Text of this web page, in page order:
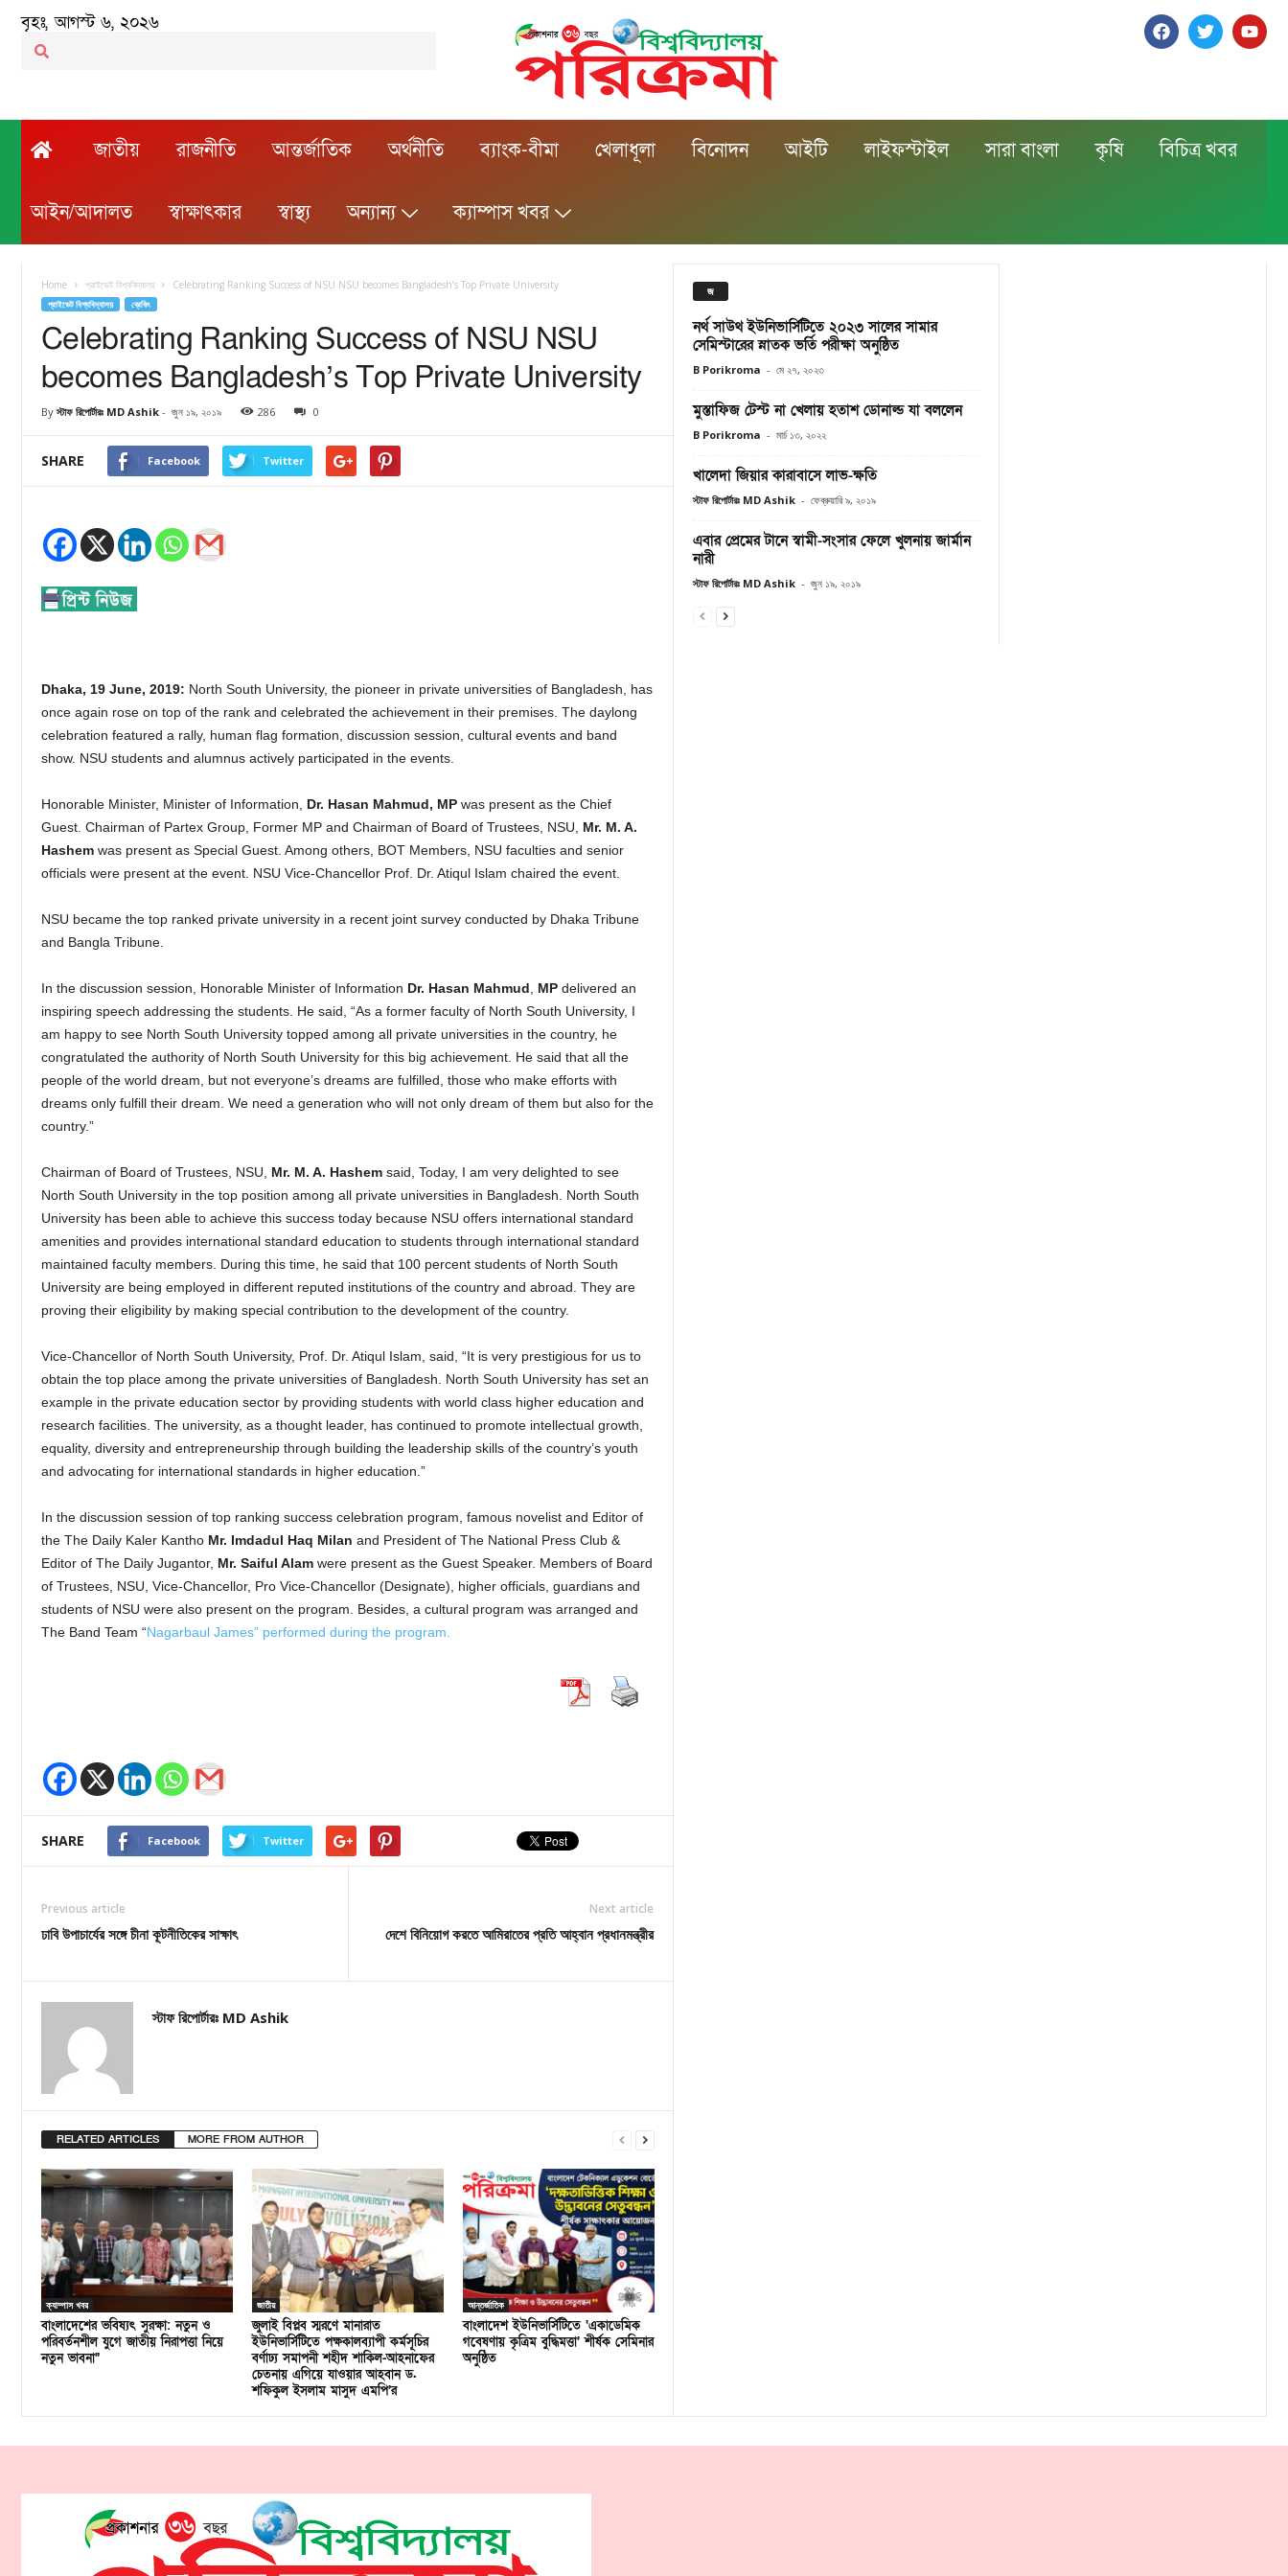
বৃহঃ, আগস্ট ৬, ২০২৬
জাতীয় রাজনীতি আন্তর্জাতিক অর্থনীতি ব্যাংক-বীমা খেলাধূলা বিনোদন আইটি লাইফস্টাইল সারা বাংলা কৃষি বিচিত্র খবর
আইন/আদালত স্বাক্ষাৎকার স্বাস্থ্য অন্যান্য ক্যাম্পাস খবর
Home প্রাইভেট বিশ্ববিদ্যালয় Celebrating Ranking Success of NSU NSU becomes Bangladesh’s Top Private University
প্রাইভেট বিশ্ববিদ্যালয় ব্রেকিং
Celebrating Ranking Success of NSU NSU
becomes Bangladesh’s Top Private University
By স্টাফ রিপোর্টারঃ MD Ashik - জুন ১৯, ২০১৯ 286 0
SHARE Facebook Twitter
Dhaka, 19 June, 2019: North South University, the pioneer in private universities of Bangladesh, has
once again rose on top of the rank and celebrated the achievement in their premises. The daylong
celebration featured a rally, human flag formation, discussion session, cultural events and band
show. NSU students and alumnus actively participated in the events.
Honorable Minister, Minister of Information, Dr. Hasan Mahmud, MP was present as the Chief
Guest. Chairman of Partex Group, Former MP and Chairman of Board of Trustees, NSU, Mr. M. A.
Hashem was present as Special Guest. Among others, BOT Members, NSU faculties and senior
officials were present at the event. NSU Vice-Chancellor Prof. Dr. Atiqul Islam chaired the event.
NSU became the top ranked private university in a recent joint survey conducted by Dhaka Tribune
and Bangla Tribune.
In the discussion session, Honorable Minister of Information Dr. Hasan Mahmud MP delivered an
inspiring speech addressing the students. He said, “As a former faculty of North South University, I
am happy to see North South University topped among all private universities in the country, he
congratulated the authority of North South University for this big achievement. He said that all the
people of the world dream, but not everyone’s dreams are fulfilled, those who make efforts with
dreams only fulfill their dream. We need a generation who will not only dream of them but also for the
country.”
Chairman of Board of Trustees, NSU, Mr. M. A. Hashem said, Today, I am very delighted to see
North South University in the top position among all private universities in Bangladesh. North South
University has been able to achieve this success today because NSU offers international standard
amenities and provides international standard education to students through international standard
maintained faculty members. During this time, he said that 100 percent students of North South
University are being employed in different reputed institutions of the country and abroad. They are
proving their eligibility by making special contribution to the development of the country.
Vice-Chancellor of North South University, Prof. Dr. Atiqul Islam, said, “It is very prestigious for us to
obtain the top place among the private universities of Bangladesh. North South University has set an
example in the private education sector by providing students with world class higher education and
research facilities. The university, as a thought leader, has continued to promote intellectual growth,
equality, diversity and entrepreneurship through building the leadership skills of the country’s youth
and advocating for international standards in higher education.”
In the discussion session of top ranking success celebration program, famous novelist and Editor of
the The Daily Kaler Kantho Mr. Imdadul Haq Milan and President of The National Press Club &
Editor of The Daily Jugantor, Mr. Saiful Alam were present as the Guest Speaker. Members of Board
of Trustees, NSU, Vice-Chancellor, Pro Vice-Chancellor (Designate), higher officials, guardians and
students of NSU were also present on the program. Besides, a cultural program was arranged and
The Band Team “Nagarbaul James” performed during the program.
SHARE Facebook Twitter
Previous article
ঢাবি উপাচার্যের সঙ্গে চীনা কূটনীতিকের সাক্ষাৎ
Next article
দেশে বিনিয়োগ করতে আমিরাতের প্রতি আহ্বান প্রধানমন্ত্রীর
স্টাফ রিপোর্টারঃ MD Ashik
RELATED ARTICLES MORE FROM AUTHOR
ক্যাম্পাস খবর
বাংলাদেশের ভবিষ্যৎ সুরক্ষা: নতুন ও
পরিবর্তনশীল যুগে জাতীয় নিরাপত্তা নিয়ে
নতুন ভাবনা”
জাতীয়
জুলাই বিপ্লব স্মরণে মানারাত
ইউনিভার্সিটিতে পক্ষকালব্যাপী কর্মসূচির
বর্ণাঢ্য সমাপনী শহীদ শাকিল-আহনাফের
চেতনায় এগিয়ে যাওয়ার আহবান ড.
শফিকুল ইসলাম মাসুদ এমপি’র
আন্তর্জাতিক
বাংলাদেশ ইউনিভার্সিটিতে ‘একাডেমিক
গবেষণায় কৃত্রিম বুদ্ধিমত্তা’ শীর্ষক সেমিনার
অনুষ্ঠিত
জ
নর্থ সাউথ ইউনিভার্সিটিতে ২০২৩ সালের সামার
সেমিস্টারের স্নাতক ভর্তি পরীক্ষা অনুষ্ঠিত
B Porikroma - মে ২৭, ২০২৩
মুস্তাফিজ টেস্ট না খেলায় হতাশ ডোনাল্ড যা বললেন
B Porikroma - মার্চ ১৩, ২০২২
খালেদা জিয়ার কারাবাসে লাভ-ক্ষতি
স্টাফ রিপোর্টারঃ MD Ashik - ফেব্রুয়ারি ৯, ২০১৯
এবার প্রেমের টানে স্বামী-সংসার ফেলে খুলনায় জার্মান
নারী
স্টাফ রিপোর্টারঃ MD Ashik - জুন ১৯, ২০১৯